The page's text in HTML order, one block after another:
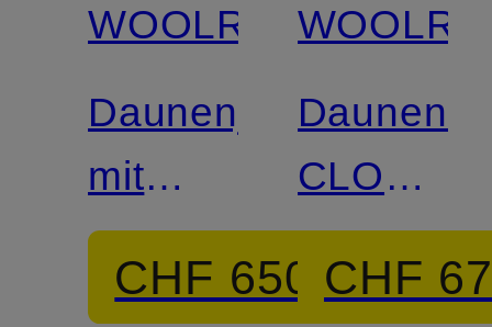
WOOLRICH
Daunenjacke
mit
abnehmbarer
Kapuze
CHF 650
CLOUD
DAVIS
CHF